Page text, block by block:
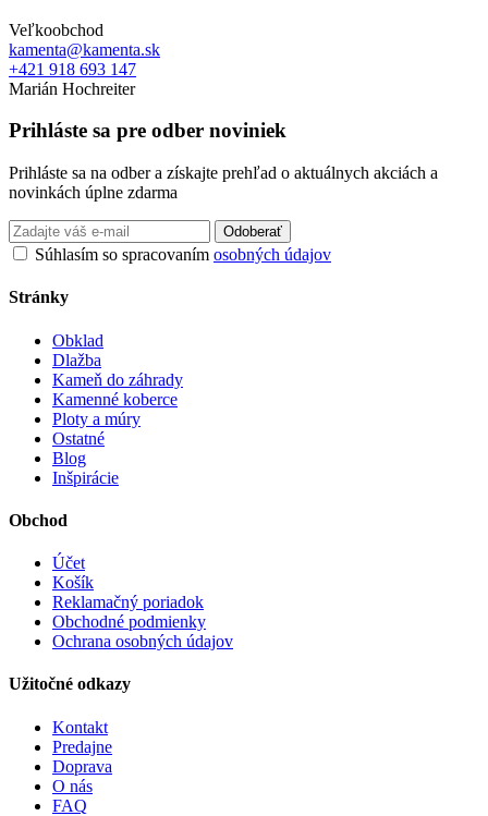
Veľkoobchod
kamenta@kamenta.sk
+421 918 693 147
Marián Hochreiter
Prihláste sa pre odber noviniek
Prihláste sa na odber a získajte prehľad o aktuálnych akciách a
novinkách úplne zdarma
Odoberať
Súhlasím so spracovaním osobných údajov
Stránky
Obklad
Dlažba
Kameň do záhrady
Kamenné koberce
Ploty a múry
Ostatné
Blog
Inšpirácie
Obchod
Účet
Košík
Reklamačný poriadok
Obchodné podmienky
Ochrana osobných údajov
Užitočné odkazy
Kontakt
Predajne
Doprava
O nás
FAQ